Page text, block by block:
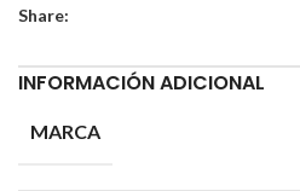
Share:
INFORMACIÓN ADICIONAL
MARCA